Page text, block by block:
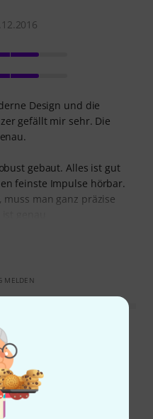
Design und die
gefällt mir sehr. Die
gebaut. Alles ist gut
feinste Impulse hörbar.
muss man ganz präzise
MELDEN
aber generell toll
01.03.2019